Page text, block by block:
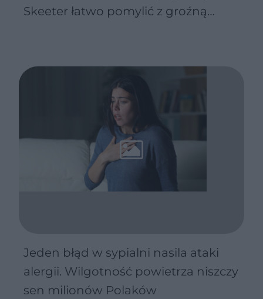
Skeeter łatwo pomylić z groźną
Jeden błąd w sypialni nasila ataki
alergii. Wilgotność powietrza niszczy
sen milionów Polaków